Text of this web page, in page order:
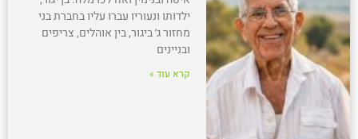
ילדותו ונעוריו עברו עליו בחברת בני
מחזור ג׳ ביגור, בין אוהלים, צריפים
ובניינים
קרא עוד »